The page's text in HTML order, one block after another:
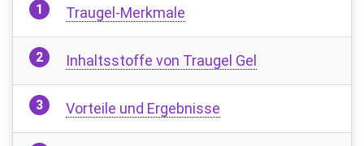
Traugel-Merkmale
Inhaltsstoffe von Traugel Gel
Vorteile und Ergebnisse